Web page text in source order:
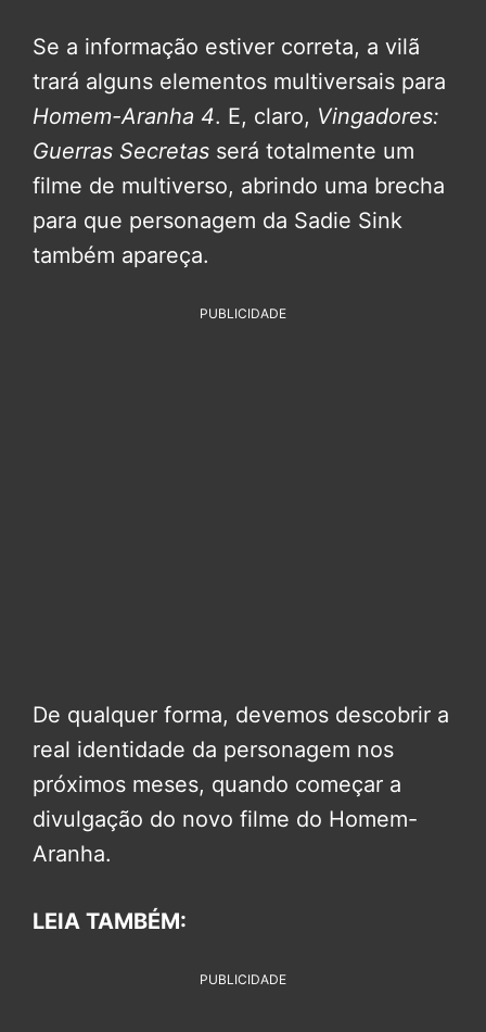
Se a informação estiver correta, a vilã
trará alguns elementos multiversais para
Homem-Aranha 4. E, claro, Vingadores:
Guerras Secretas será totalmente um
filme de multiverso, abrindo uma brecha
para que personagem da Sadie Sink
também apareça.
PUBLICIDADE
De qualquer forma, devemos descobrir a
real identidade da personagem nos
próximos meses, quando começar a
divulgação do novo filme do Homem-
Aranha.
LEIA TAMBÉM:
PUBLICIDADE